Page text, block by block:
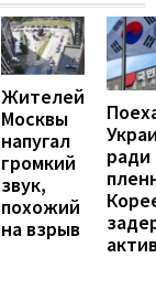
Жителей
Москвы
напугал
громкий
звук,
похожий
на взрыв
ради